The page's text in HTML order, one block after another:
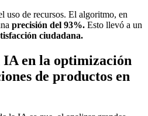
uso de recursos. El algoritmo, en
precisión del 93%. Esto llevó a un
ciudadana.
IA en la optimización
de productos en